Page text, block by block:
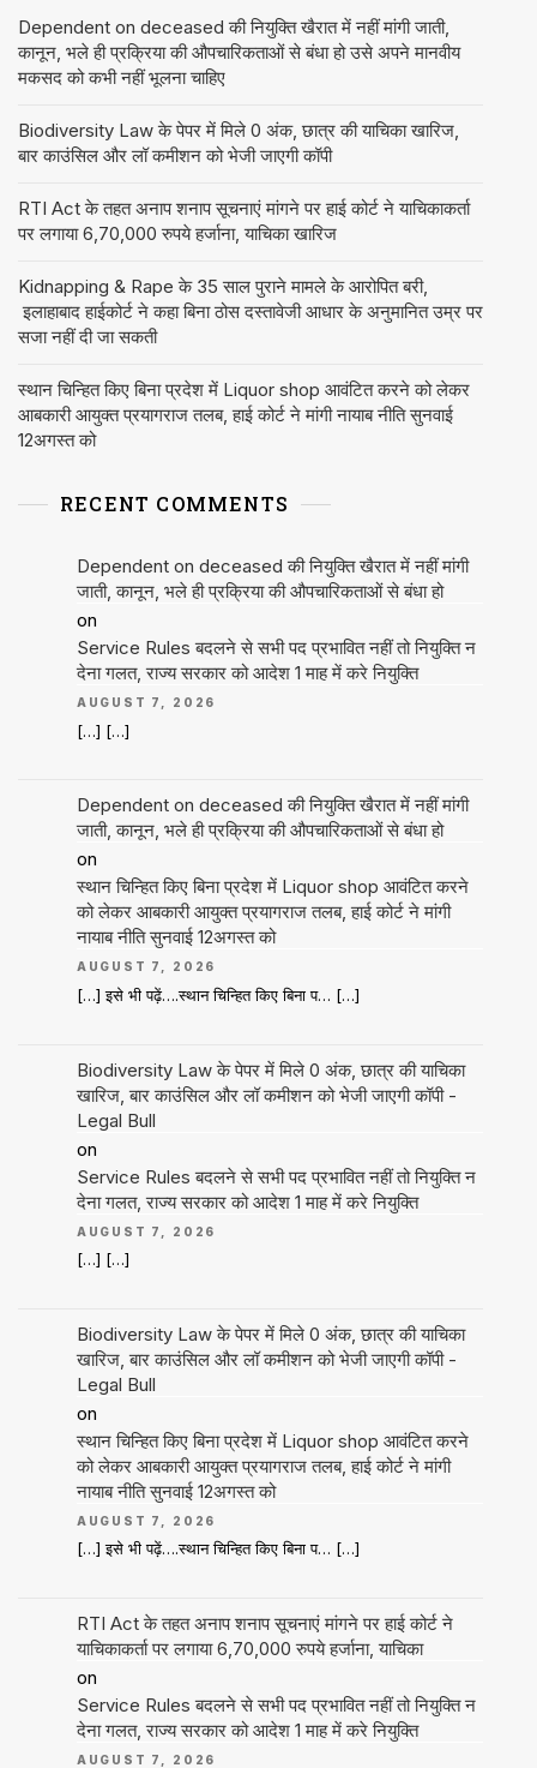
Dependent on deceased की नियुक्ति खैरात में नहीं मांगी जाती,
कानून, भले ही प्रक्रिया की औपचारिकताओं से बंधा हो उसे अपने मानवीय
मकसद को कभी नहीं भूलना चाहिए
Biodiversity Law के पेपर में मिले 0 अंक, छात्र की याचिका खारिज,
बार काउंसिल और लॉ कमीशन को भेजी जाएगी कॉपी
RTI Act के तहत अनाप शनाप सूचनाएं मांगने पर हाई कोर्ट ने याचिकाकर्ता
पर लगाया 6,70,000 रुपये हर्जाना, याचिका खारिज
Kidnapping & Rape के 35 साल पुराने मामले के आरोपित बरी,
इलाहाबाद हाईकोर्ट ने कहा बिना ठोस दस्तावेजी आधार के अनुमानित उम्र पर
सजा नहीं दी जा सकती
स्थान चिन्हित किए बिना प्रदेश में Liquor shop आवंटित करने को लेकर
आबकारी आयुक्त प्रयागराज तलब, हाई कोर्ट ने मांगी नायाब नीति सुनवाई
12अगस्त को
RECENT COMMENTS
Dependent on deceased की नियुक्ति खैरात में नहीं मांगी
जाती, कानून, भले ही प्रक्रिया की औपचारिकताओं से बंधा हो
on
Service Rules बदलने से सभी पद प्रभावित नहीं तो नियुक्ति न
देना गलत, राज्य सरकार को आदेश 1 माह में करे नियुक्ति
AUGUST 7, 2026
[…] […]
Dependent on deceased की नियुक्ति खैरात में नहीं मांगी
जाती, कानून, भले ही प्रक्रिया की औपचारिकताओं से बंधा हो
on
स्थान चिन्हित किए बिना प्रदेश में Liquor shop आवंटित करने
को लेकर आबकारी आयुक्त प्रयागराज तलब, हाई कोर्ट ने मांगी
नायाब नीति सुनवाई 12अगस्त को
AUGUST 7, 2026
[…] इसे भी पढ़ें….स्थान चिन्हित किए बिना प… […]
Biodiversity Law के पेपर में मिले 0 अंक, छात्र की याचिका
खारिज, बार काउंसिल और लॉ कमीशन को भेजी जाएगी कॉपी -
Legal Bull
on
Service Rules बदलने से सभी पद प्रभावित नहीं तो नियुक्ति न
देना गलत, राज्य सरकार को आदेश 1 माह में करे नियुक्ति
AUGUST 7, 2026
[…] […]
Biodiversity Law के पेपर में मिले 0 अंक, छात्र की याचिका
खारिज, बार काउंसिल और लॉ कमीशन को भेजी जाएगी कॉपी -
Legal Bull
on
स्थान चिन्हित किए बिना प्रदेश में Liquor shop आवंटित करने
को लेकर आबकारी आयुक्त प्रयागराज तलब, हाई कोर्ट ने मांगी
नायाब नीति सुनवाई 12अगस्त को
AUGUST 7, 2026
[…] इसे भी पढ़ें….स्थान चिन्हित किए बिना प… […]
RTI Act के तहत अनाप शनाप सूचनाएं मांगने पर हाई कोर्ट ने
याचिकाकर्ता पर लगाया 6,70,000 रुपये हर्जाना, याचिका
on
Service Rules बदलने से सभी पद प्रभावित नहीं तो नियुक्ति न
देना गलत, राज्य सरकार को आदेश 1 माह में करे नियुक्ति
AUGUST 7, 2026